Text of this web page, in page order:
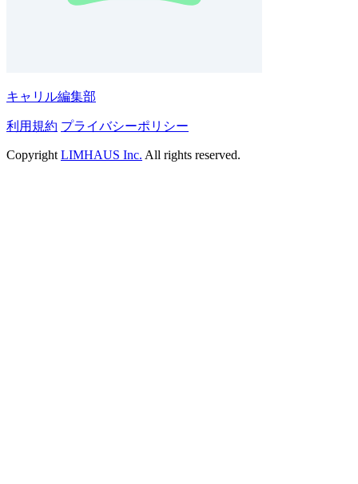
キャリル編集部
利用規約 プライバシーポリシー
Copyright LIMHAUS Inc. All rights reserved.